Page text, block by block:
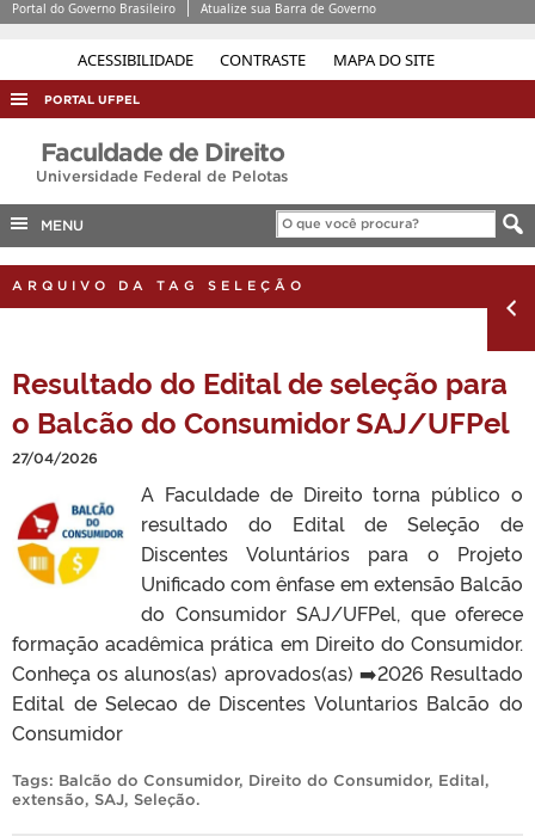
ACESSIBILIDADE CONTRASTE MAPA DO SITE
Portal do Governo Brasileiro Atualize sua Barra de Governo
PORTAL UFPEL
ACESSO À INFORMAÇÃO
AUDITORIA
COBALTO
OUVIDORIA
PORTARIAS
TELEFONES
Faculdade de Direito
Universidade Federal de Pelotas
MENU
ARQUIVO DA TAG SELEÇÃO
Resultado do Edital de seleção para
o Balcão do Consumidor SAJ/UFPel
27/04/2026
A Faculdade de Direito torna público o
resultado do Edital de Seleção de
Discentes Voluntários para o Projeto
Unificado com ênfase em extensão Balcão
do Consumidor SAJ/UFPel, que oferece
formação acadêmica prática em Direito do Consumidor.
Conheça os alunos(as) aprovados(as) ➡️2026 Resultado
Edital de Selecao de Discentes Voluntarios Balcão do
Consumidor
Tags: Balcão do Consumidor, Direito do Consumidor, Edital,
extensão, SAJ, Seleção.